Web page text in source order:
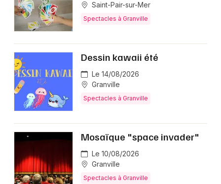
Saint-Pair-sur-Mer
Spectacles à Granville
Dessin kawaii été
Le 14/08/2026
Granville
Spectacles à Granville
Mosaïque "space invader"
Le 10/08/2026
Granville
Spectacles à Granville